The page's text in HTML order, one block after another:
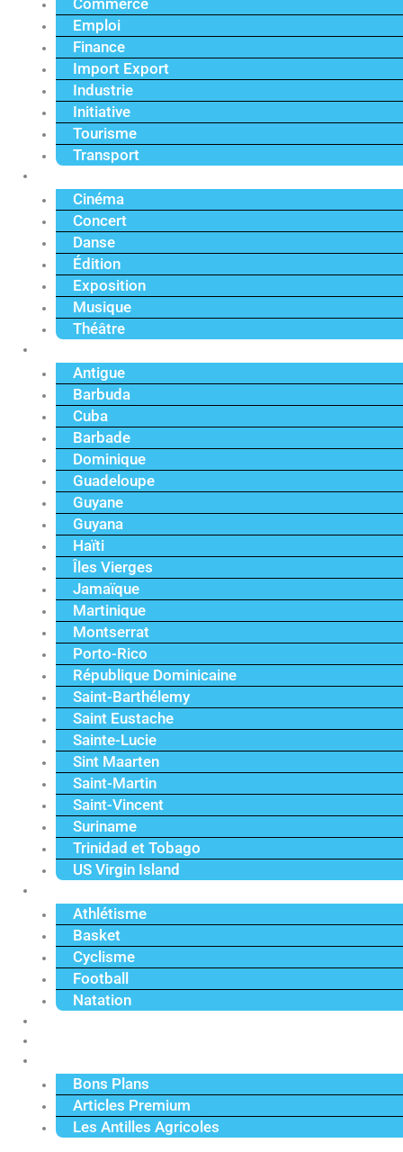
Commerce
Emploi
Finance
Import Export
Industrie
Initiative
Tourisme
Transport
Cinéma
Concert
Danse
Édition
Exposition
Musique
Théâtre
Antigue
Barbuda
Cuba
Barbade
Dominique
Guadeloupe
Guyane
Guyana
Haïti
Îles Vierges
Jamaïque
Martinique
Montserrat
Porto-Rico
République Dominicaine
Saint-Barthélemy
Saint Eustache
Sainte-Lucie
Sint Maarten
Saint-Martin
Saint-Vincent
Suriname
Trinidad et Tobago
US Virgin Island
Athlétisme
Basket
Cyclisme
Football
Natation
Bons Plans
Articles Premium
Les Antilles Agricoles